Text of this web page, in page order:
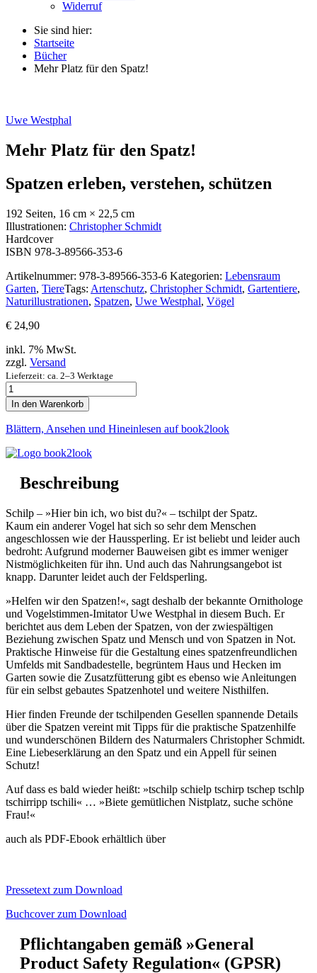
Widerruf
Sie sind hier:
Startseite
Bücher
Mehr Platz für den Spatz!
Uwe Westphal
Mehr Platz für den Spatz!
Spatzen erleben, verstehen, schützen
192 Seiten, 16 cm × 22,5 cm
Illustrationen: Christopher Schmidt
Hardcover
ISBN 978-3-89566-353-6
Artikelnummer: 978-3-89566-353-6 Kategorien: Lebensraum
Garten, TiereTags: Artenschutz, Christopher Schmidt, Gartentiere,
Naturillustrationen, Spatzen, Uwe Westphal, Vögel
€ 24,90
inkl. 7% MwSt.
zzgl. Versand
Lieferzeit: ca. 2–3 Werktage
Mehr
Platz
für
den
Spatz!
Menge
In den Warenkorb
Blättern, Ansehen und Hineinlesen auf book2look
Beschreibung
Schilp – »Hier bin ich, wo bist du?« – tschilpt der Spatz.
Kaum ein anderer Vogel hat sich so sehr dem Menschen
angeschlossen wie der Haussperling. Er ist beliebt und leider auch
bedroht: Aufgrund moderner Bauweisen gibt es immer weniger
Nistmöglichkeiten für ihn. Und auch das Nahrungsangebot ist
knapp. Darunter leidet auch der Feldsperling.
»Helfen wir den Spatzen!«, sagt deshalb der bekannte Ornithologe
und Vogelstimmen-Imitator Uwe Westphal in diesem Buch. Er
berichtet aus dem Leben der Spatzen, von der zwiespältigen
Beziehung zwischen Spatz und Mensch und von Spatzen in Not.
Praktische Hinweise für die Gestaltung eines spatzenfreundlichen
Umfelds mit Sandbadestelle, begrüntem Haus und Hecken im
Garten sowie die Zusatzfütterung gibt es ebenso wie Anleitungen
für ein selbst gebautes Spatzenhotel und weitere Nisthilfen.
Hier finden Freunde der tschilpenden Gesellen spannende Details
über die Spatzen vereint mit Tipps für die praktische Spatzenhilfe
und wunderschönen Bildern des Naturmalers Christopher Schmidt.
Eine Liebeserklärung an den Spatz und ein Appell für seinen
Schutz!
Auf dass es bald wieder heißt: »tschilp schielp tschirp tschep tschlp
tschirripp tschili« … »Biete gemütlichen Nistplatz, suche schöne
Frau!«
auch als PDF-Ebook erhältlich über
Pressetext zum Download
Buchcover zum Download
Pflichtangaben gemäß »General
Product Safety Regulation« (GPSR)